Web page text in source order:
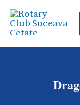
Skip
content